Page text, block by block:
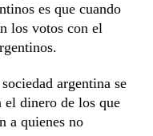
es que cuando
los votos con el
argentina se
el dinero de los que
a quienes no